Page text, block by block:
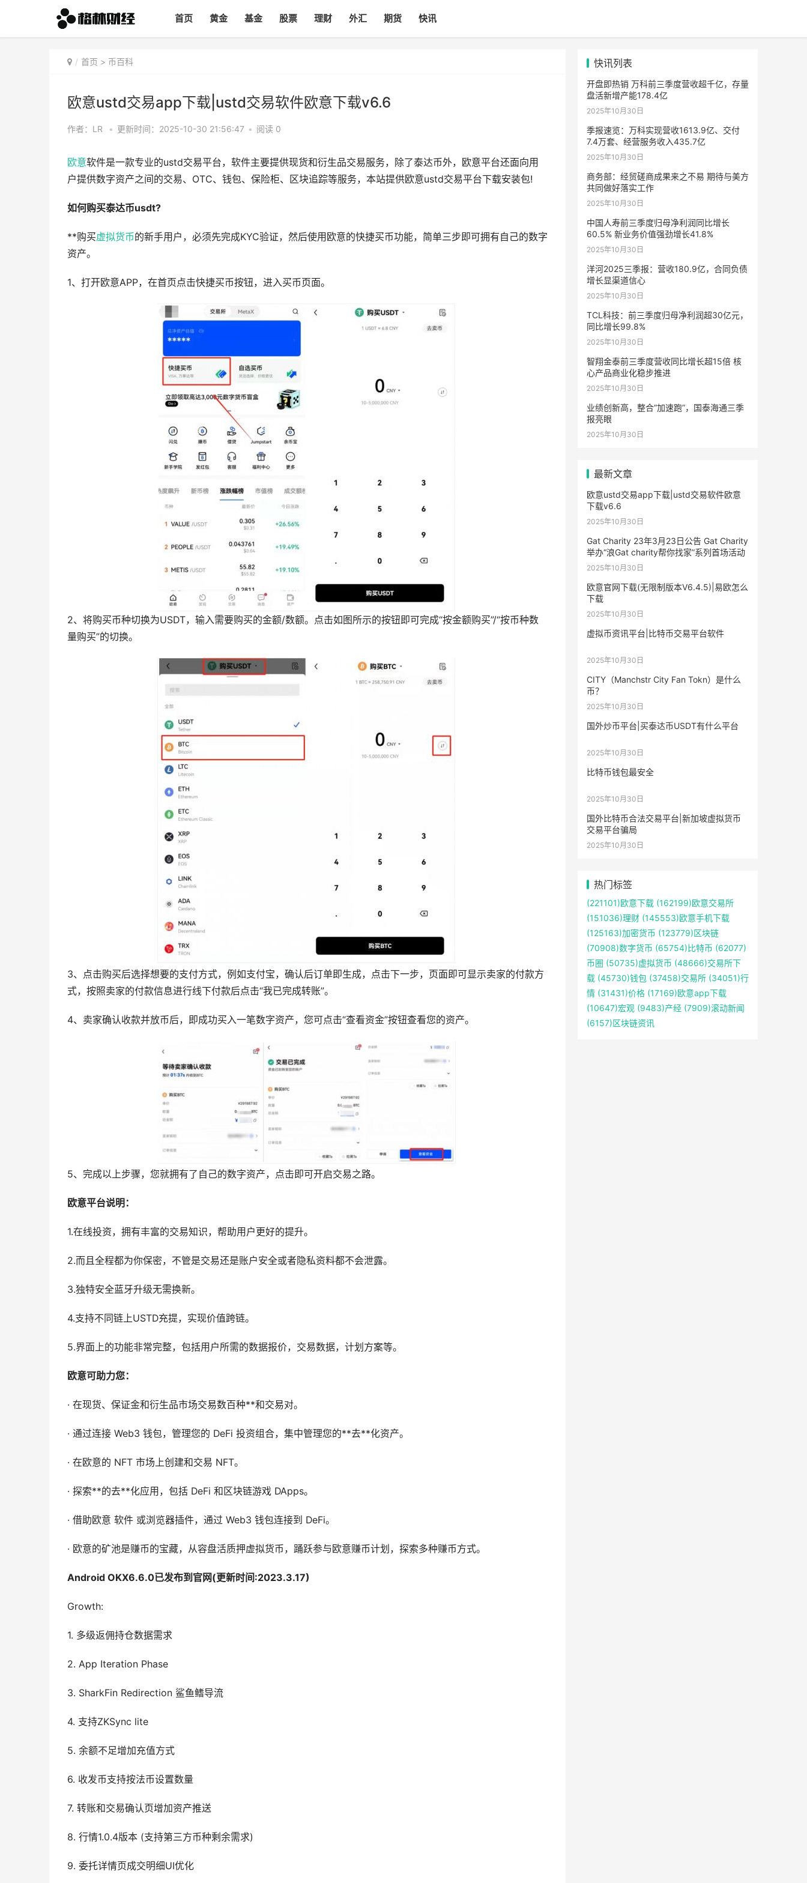
首页 黄金 基金 股票 理财 外汇 期货 快讯
首页 > 币百科
欧意ustd交易app下载|ustd交易软件欧意下载v6.6
作者：LR • 更新时间：2025-10-30 21:56:47 • 阅读 0
欧意软件是一款专业的ustd交易平台，软件主要提供现货和衍生品交易服务，除了泰达币外，欧意平台还面向用
户提供数字资产之间的交易、OTC、钱包、保险柜、区块追踪等服务，本站提供欧意ustd交易平台下载安装包!
如何购买泰达币usdt?
**购买虚拟货币的新手用户，必须先完成KYC验证，然后使用欧意的快捷买币功能，简单三步即可拥有自己的数字
资产。
1、打开欧意APP，在首页点击快捷买币按钮，进入买币页面。
2、将购买币种切换为USDT，输入需要购买的金额/数额。点击如图所示的按钮即可完成“按金额购买”/“按币种数
量购买”的切换。
3、点击购买后选择想要的支付方式，例如支付宝，确认后订单即生成，点击下一步，页面即可显示卖家的付款方
式，按照卖家的付款信息进行线下付款后点击“我已完成转账”。
4、卖家确认收款并放币后，即成功买入一笔数字资产，您可点击“查看资金”按钮查看您的资产。
5、完成以上步骤，您就拥有了自己的数字资产，点击即可开启交易之路。
欧意平台说明：
1.在线投资，拥有丰富的交易知识，帮助用户更好的提升。
2.而且全程都为你保密，不管是交易还是账户安全或者隐私资料都不会泄露。
3.独特安全蓝牙升级无需换新。
4.支持不同链上USTD充提，实现价值跨链。
5.界面上的功能非常完整，包括用户所需的数据报价，交易数据，计划方案等。
欧意可助力您：
· 在现货、保证金和衍生品市场交易数百种**和交易对。
· 通过连接 Web3 钱包，管理您的 DeFi 投资组合，集中管理您的**去**化资产。
· 在欧意的 NFT 市场上创建和交易 NFT。
· 探索**的去**化应用，包括 DeFi 和区块链游戏 DApps。
· 借助欧意 软件 或浏览器插件，通过 Web3 钱包连接到 DeFi。
· 欧意的矿池是赚币的宝藏，从容盘活质押虚拟货币，踊跃参与欧意赚币计划，探索多种赚币方式。
Android OKX6.6.0已发布到官网(更新时间:2023.3.17)
Growth:
1. 多级返佣持仓数据需求
2. App Iteration Phase
3. SharkFin Redirection 鲨鱼鳍导流
4. 支持ZKSync lite
5. 余额不足增加充值方式
6. 收发币支持按法币设置数量
7. 转账和交易确认页增加资产推送
8. 行情1.0.4版本 (支持第三方币种剩余需求)
9. 委托详情页成交明细UI优化
快讯列表
开盘即热销 万科前三季度营收超千亿，存量
盘活新增产能178.4亿
2025年10月30日
季报速览：万科实现营收1613.9亿、交付
7.4万套、经营服务收入435.7亿
2025年10月30日
商务部：经贸磋商成果来之不易 期待与美方
共同做好落实工作
2025年10月30日
中国人寿前三季度归母净利润同比增长
60.5% 新业务价值强劲增长41.8%
2025年10月30日
洋河2025三季报：营收180.9亿，合同负债
增长显渠道信心
2025年10月30日
TCL科技：前三季度归母净利润超30亿元，
同比增长99.8%
2025年10月30日
智翔金泰前三季度营收同比增长超15倍 核
心产品商业化稳步推进
2025年10月30日
业绩创新高，整合“加速跑”，国泰海通三季
报亮眼
2025年10月30日
最新文章
欧意ustd交易app下载|ustd交易软件欧意
下载v6.6
2025年10月30日
Gat Charity 23年3月23日公告 Gat Charity
举办“浪Gat charity帮你找家”系列首场活动
2025年10月30日
欧意官网下载(无限制版本V6.4.5)|易欧怎么
下载
2025年10月30日
虚拟币资讯平台|比特币交易平台软件
2025年10月30日
CITY（Manchstr City Fan Tokn）是什么
币？
2025年10月30日
国外炒币平台|买泰达币USDT有什么平台
2025年10月30日
比特币钱包最安全
2025年10月30日
国外比特币合法交易平台|新加坡虚拟货币
交易平台骗局
2025年10月30日
热门标签
(221101)欧意下载 (162199)欧意交易所
(151036)理财 (145553)欧意手机下载
(125163)加密货币 (123779)区块链
(70908)数字货币 (65754)比特币 (62077)
币圈 (50735)虚拟货币 (48666)交易所下
载 (45730)钱包 (37458)交易所 (34051)行
情 (31431)价格 (17169)欧意app下载
(10647)宏观 (9483)产经 (7909)滚动新闻
(6157)区块链资讯